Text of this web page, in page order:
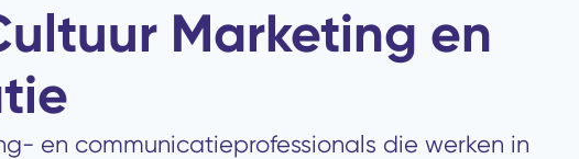
Marketing en
en communicatieprofessionals die werken in